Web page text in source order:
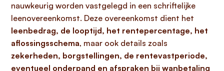
nauwkeurig worden vastgelegd in een schriftelijke
leenovereenkomst. Deze overeenkomst dient het
leenbedrag, de looptijd, het rentepercentage, het
aflossingsschema, maar ook details zoals
zekerheden, borgstellingen, de rentevastperiode,
eventueel onderpand en afspraken bij wanbetaling